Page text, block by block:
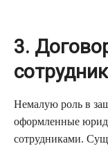
3.
Немалую роль в
оформленные
сотрудниками.